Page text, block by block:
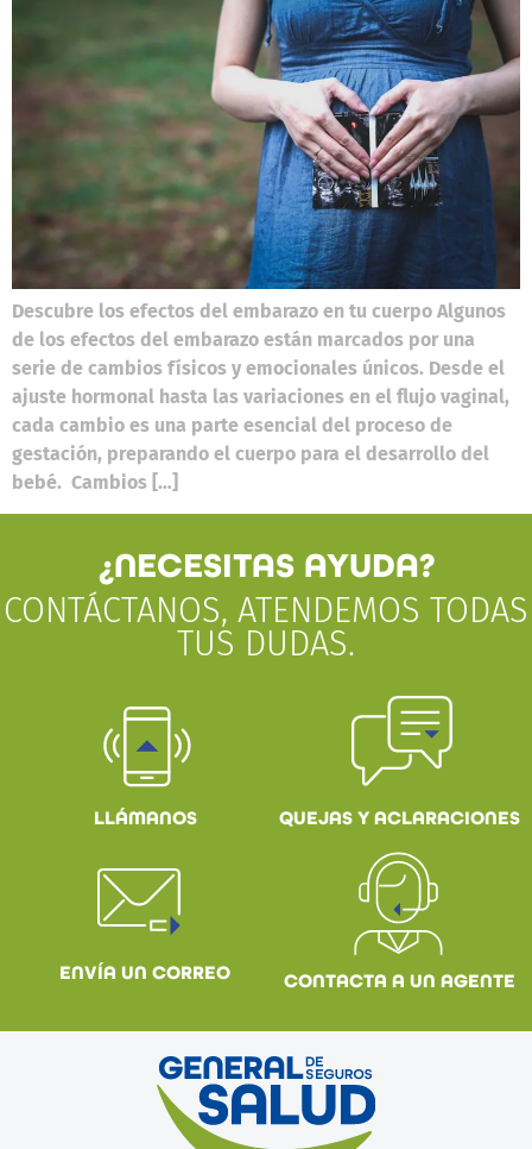
Descubre los efectos del embarazo en tu cuerpo Algunos
de los efectos del embarazo están marcados por una
serie de cambios físicos y emocionales únicos. Desde el
ajuste hormonal hasta las variaciones en el flujo vaginal,
cada cambio es una parte esencial del proceso de
gestación, preparando el cuerpo para el desarrollo del
bebé. Cambios […]
¿NECESITAS AYUDA?
CONTÁCTANOS, ATENDEMOS TODAS
TUS DUDAS.
LLÁMANOS QUEJAS Y ACLARACIONES
ENVÍA UN CORREO CONTACTA A UN AGENTE